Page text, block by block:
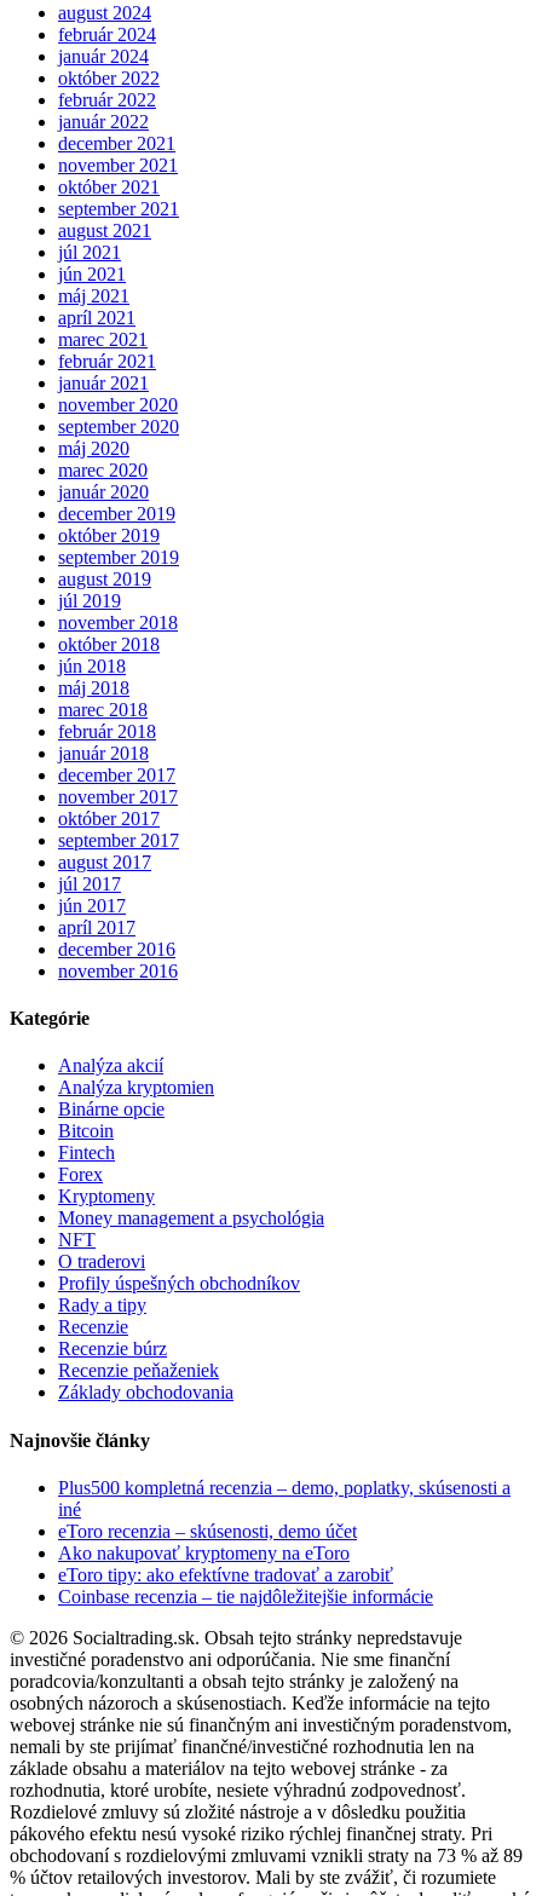
august 2024
február 2024
január 2024
október 2022
február 2022
január 2022
december 2021
november 2021
október 2021
september 2021
august 2021
júl 2021
jún 2021
máj 2021
apríl 2021
marec 2021
február 2021
január 2021
november 2020
september 2020
máj 2020
marec 2020
január 2020
december 2019
október 2019
september 2019
august 2019
júl 2019
november 2018
október 2018
jún 2018
máj 2018
marec 2018
február 2018
január 2018
december 2017
november 2017
október 2017
september 2017
august 2017
júl 2017
jún 2017
apríl 2017
december 2016
november 2016
Kategórie
Analýza akcií
Analýza kryptomien
Binárne opcie
Bitcoin
Fintech
Forex
Kryptomeny
Money management a psychológia
NFT
O traderovi
Profily úspešných obchodníkov
Rady a tipy
Recenzie
Recenzie búrz
Recenzie peňaženiek
Základy obchodovania
Najnovšie články
Plus500 kompletná recenzia – demo, poplatky, skúsenosti a
iné
eToro recenzia – skúsenosti, demo účet
Ako nakupovať kryptomeny na eToro
eToro tipy: ako efektívne tradovať a zarobiť
Coinbase recenzia – tie najdôležitejšie informácie
© 2026 Socialtrading.sk. Obsah tejto stránky nepredstavuje
investičné poradenstvo ani odporúčania. Nie sme finanční
poradcovia/konzultanti a obsah tejto stránky je založený na
osobných názoroch a skúsenostiach. Keďže informácie na tejto
webovej stránke nie sú finančným ani investičným poradenstvom,
nemali by ste prijímať finančné/investičné rozhodnutia len na
základe obsahu a materiálov na tejto webovej stránke - za
rozhodnutia, ktoré urobíte, nesiete výhradnú zodpovednosť.
Rozdielové zmluvy sú zložité nástroje a v dôsledku použitia
pákového efektu nesú vysoké riziko rýchlej finančnej straty. Pri
obchodovaní s rozdielovými zmluvami vznikli straty na 73 % až 89
% účtov retailových investorov. Mali by ste zvážiť, či rozumiete